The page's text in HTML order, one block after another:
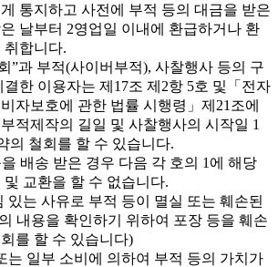
통지하고 사전에 부적 등의 대금을 받은
날부터 2영업일 이내에 환급하거나 환
취합니다.
”과 부적(사이버부적), 사찰행사 등의 구
한 이용자는 제17조 제2항 5호 및「전자
자보호에 관한 법률 시행령」제21조에
적제작의 길일 및 사찰행사의 시작일 1
의 철회를 할 수 있습니다.
배송 받은 경우 다음 각 호의 1에 해당
교환을 할 수 없습니다.
있는 사유로 부적 등이 멸실 또는 훼손된
내용을 확인하기 위하여 포장 등을 훼손
를 할 수 있습니다)
는 일부 소비에 의하여 부적 등의 가치가